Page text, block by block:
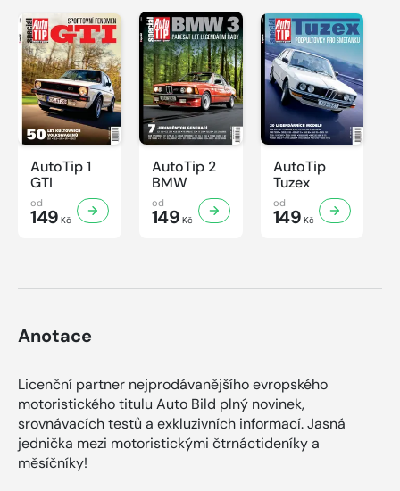
AutoTip 1
GTI
od
149 Kč
AutoTip 2
BMW
od
149 Kč
AutoTip
Tuzex
od
149 Kč
Anotace
Licenční partner nejprodávanějšího evropského
motoristického titulu Auto Bild plný novinek,
srovnávacích testů a exkluzivních informací. Jasná
jednička mezi motoristickými čtrnáctideníky a
měsíčníky!